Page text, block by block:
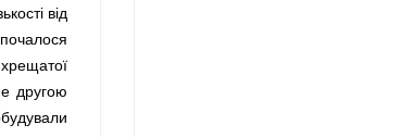
від
другою